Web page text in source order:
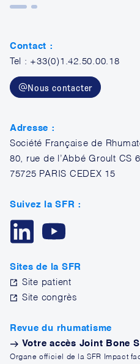
Contact :
Tel : +33(0)1.42.50.00.18
Nous contacter
Adresse :
Société Française de
80, rue de l’Abbé Groult CS
75725 PARIS CEDEX 15
Suivez la SFR :
Sites de la SFR
Site patient
Site congrès
Revue du rhumatisme
Votre accès Joint Bone
Organe officiel de la SFR Impact